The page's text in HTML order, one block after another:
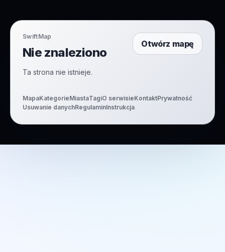
SwiftMap
Nie znaleziono
Ta strona nie istnieje.
Otwórz mapę
MapaKategorieMiastaTagiO serwisieKontaktPrywatność
Usuwanie danychRegulaminInstrukcja